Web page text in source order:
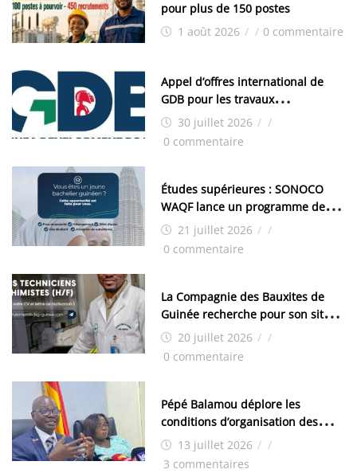
pour plus de 150 postes
1 août 2026 / / 0 commentaire
Appel d’offres international de
GDB pour les travaux
d’aménagement de la zone
industrielle de FANDJE (PAZIF)
30 juillet 2026 / /
0 commentaire
Études supérieures : SONOCO
WAQF lance un programme de
bourses pour la Malaisie
21 juillet 2026 / /
0 commentaire
La Compagnie des Bauxites de
Guinée recherche pour son site
de Kamsar des techniciens
chimistes (H/F)
20 juillet 2026 / /
0 commentaire
Pépé Balamou déplore les
conditions d’organisation des
examens nationaux : « Si ce sont
les élections, on trouve tous les
13 juillet 2026 / /
3 commentaires